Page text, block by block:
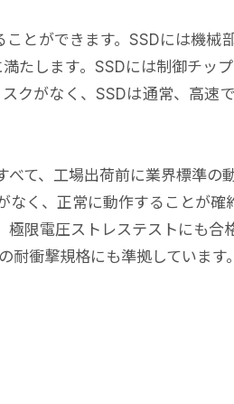
とができます。SSDには機械
たします。SSDには制御チッ
クがなく、SSDは通常、高速
て、工場出荷前に業界標準の
く、正常に動作することが確
限電圧ストレステストにも合
衝撃規格にも準拠しています。